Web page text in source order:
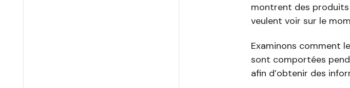
montrent des
veulent voir sur le
Examinons comment
sont comportées
afin d’obtenir des